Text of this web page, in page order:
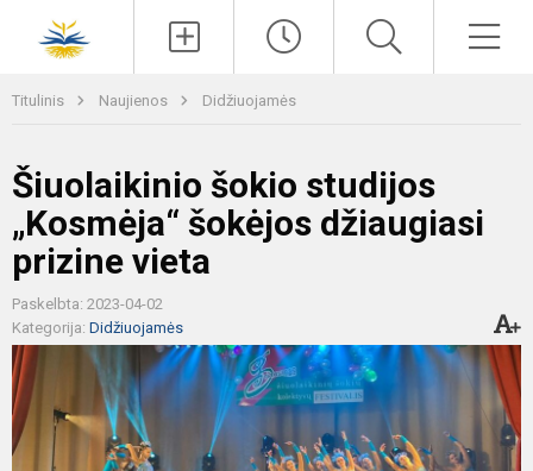
Titulinis Naujienos Didžiuojamės
Šiuolaikinio šokio studijos
„Kosmėja“ šokėjos džiaugiasi
prizine vieta
Paskelbta: 2023-04-02
Kategorija: Didžiuojamės